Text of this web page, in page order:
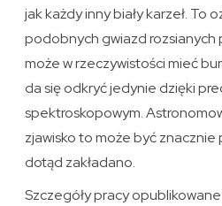
jak każdy inny biały karzeł. To
podobnych gwiazd rozsianych
może w rzeczywistości mieć
da się odkryć jedynie dzięki
spektroskopowym.
zjawisko to może być znacznie
dotąd zakładano.
Szczegóły pracy